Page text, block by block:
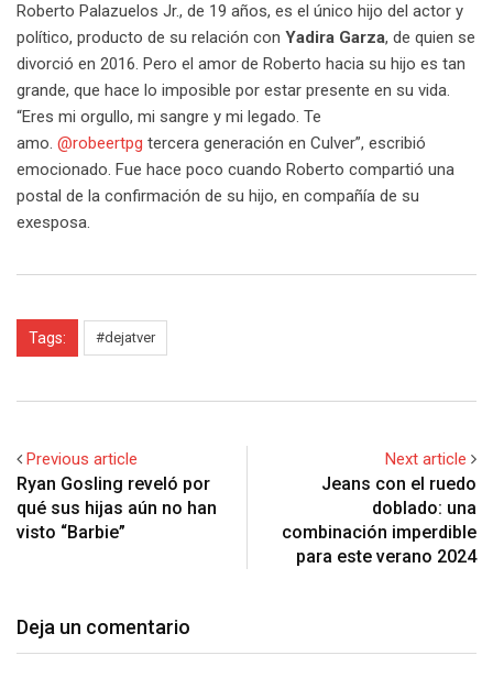
Roberto Palazuelos Jr., de 19 años, es el único hijo del actor y
político, producto de su relación con Yadira Garza, de quien se
divorció en 2016. Pero el amor de Roberto hacia su hijo es tan
grande, que hace lo imposible por estar presente en su vida.
“Eres mi orgullo, mi sangre y mi legado. Te
amo. @robeertpg tercera generación en Culver”, escribió
emocionado. Fue hace poco cuando Roberto compartió una
postal de la confirmación de su hijo, en compañía de su
exesposa.
Tags: #dejatver
Previous article
Ryan Gosling reveló por
qué sus hijas aún no han
visto “Barbie”
Next article
Jeans con el ruedo
doblado: una
combinación imperdible
para este verano 2024
Deja un comentario